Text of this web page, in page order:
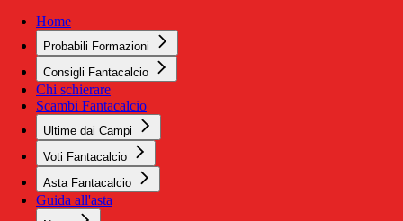
Home
Probabili Formazioni
Consigli Fantacalcio
Chi schierare
Scambi Fantacalcio
Ultime dai Campi
Voti Fantacalcio
Asta Fantacalcio
Guida all'asta